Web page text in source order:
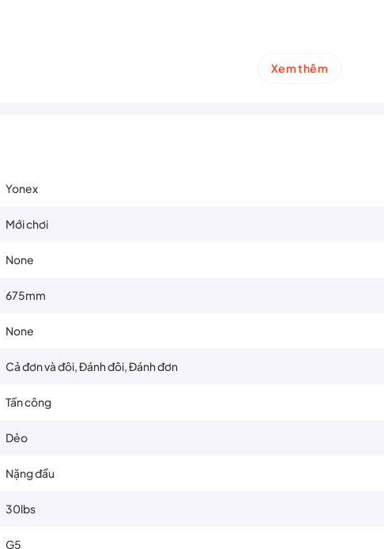
Lite 25i
hợp cho người chơi phong trào, học sinh sinh viên, người có cổ tay yếu
Xem thêm
Yonex
Mới chơi
None
675mm
None
Cả đơn và đôi, Đánh đôi, Đánh đơn
Tấn công
Dẻo
Nặng đầu
30lbs
G5